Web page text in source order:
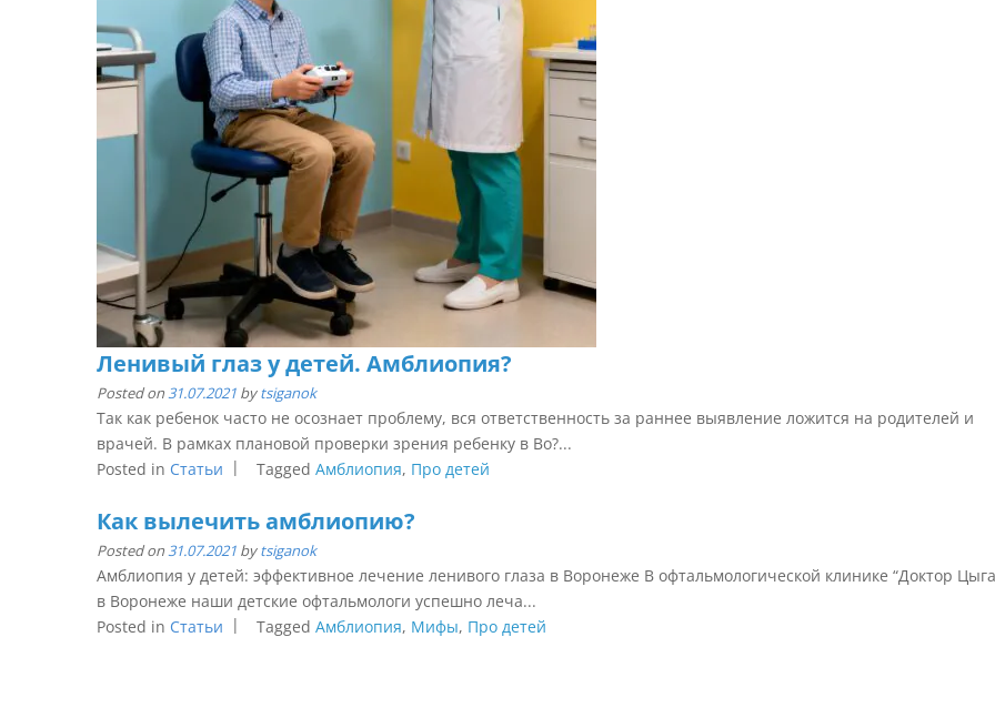
Ленивый глаз у детей. Амблиопия?
Posted on31.07.2021 bytsiganok
Так как ребенок часто не осознает проблему, вся ответственность за раннее выявление ложится на родителей и
врачей. В рамках плановой проверки зрения ребенку в Во?...
Posted in Статьи Tagged Амблиопия, Про детей
Как вылечить амблиопию?
Posted on31.07.2021 bytsiganok
Амблиопия у детей: эффективное лечение ленивого глаза в Воронеже В офтальмологической клинике “Доктор
в Воронеже наши детские офтальмологи успешно леча...
Posted in Статьи Tagged Амблиопия, Мифы, Про детей